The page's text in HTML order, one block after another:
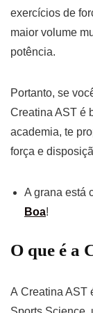
exercícios de
maior volume
potência.
Portanto, se
Creatina AST é
academia, te
força e
A grana está
Boa!
O que é a
A Creatina AST